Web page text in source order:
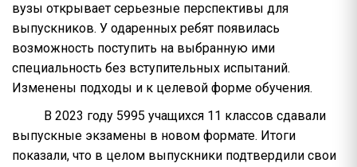
вузы открывает серьезные перспективы для
выпускников. У одаренных ребят появилась
возможность поступить на выбранную ими
специальность без вступительных испытаний.
Изменены подходы и к целевой форме обучения.
В 2023 году 5995 учащихся 11 классов сдавали
выпускные экзамены в новом формате. Итоги
показали, что в целом выпускники подтвердили свои